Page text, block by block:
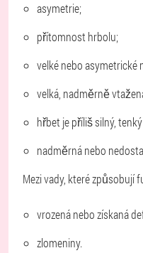
asymetrie;
přítomnost hrbolu;
velké nebo asymetrické
velká, nadměrně
hřbet je příliš silný,
nadměrná nebo
Mezi vady, které způsobují
vrozená nebo získaná
zlomeniny.